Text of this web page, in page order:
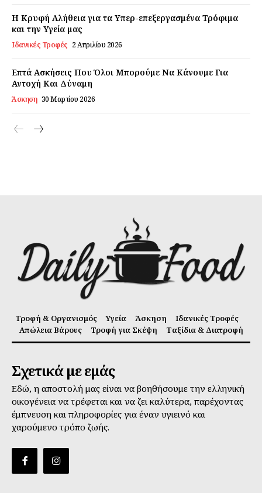
Η Κρυφή Αλήθεια για τα Υπερ-επεξεργασμένα Τρόφιμα
και την Υγεία μας
Ιδανικές Τροφές 2 Απριλίου 2026
Επτά Ασκήσεις Που Όλοι Μπορούμε Να Κάνουμε Για
Αντοχή Και Δύναμη
Άσκηση 30 Μαρτίου 2026
Τροφή & Οργανισμός Υγεία Άσκηση
Ιδανικές Τροφές
Απώλεια Βάρους
Τροφή για Σκέψη Ταξίδια & Διατροφή
Σχετικά με εμάς
Εδώ, η αποστολή μας είναι να βοηθήσουμε την ελληνική
οικογένεια να τρέφεται και να ζει καλύτερα, παρέχοντας
έμπνευση και πληροφορίες για έναν υγιεινό και
χαρούμενο τρόπο ζωής.